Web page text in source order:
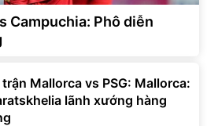
Campuchia: Phô diễn
trận Mallorca vs PSG: Mallorca:
lãnh xướng hàng